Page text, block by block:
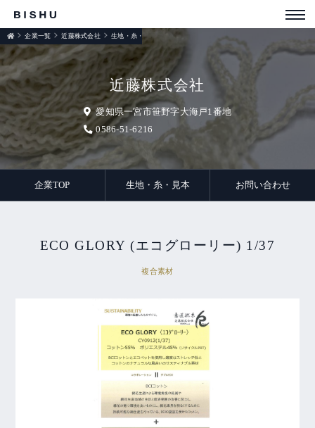
近藤株式会社
愛知県一宮市笹野字大海戸1番地
0586-51-6216
企業一覧 近藤株式会社 生地・糸・見本
企業TOP 生地・糸・見本 お問い合わせ
ECO GLORY (エコグローリー) 1/37
複合素材